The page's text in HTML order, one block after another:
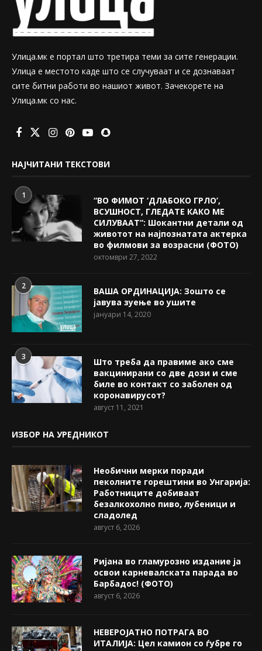
Улица.мк е портал што третира теми за сите генерации.
Улица е местото каде што се случуваат и се дознаваат
сите битни работи во нашиот живот. Зачекорете на
Улица.мк со нас.
НАЈЧИТАНИ ТЕКСТОВИ
1
“ВО ФИМОТ ‘ДЛАБОКО ГРЛО’,
ВСУШНОСТ, ГЛЕДАТЕ КАКО МЕ
СИЛУВААТ“: Шокантни детали од
животот на најпознатата актерка
во филмови за возрасни (ФОТО)
октомври 27, 2022
2
ВАША ОРДИНАЦИЈА: Зошто се
јавува зуење во ушите
јануари 14, 2020
3
Што треба да правиме ако сме
вакцинирани со две дози и сме
биле во контакт со заболен од
коронавирусот?
август 11, 2021
ИЗБОР НА УРЕДНИКОТ
Необични мерки поради
пеколните горештини во Унгарија:
Работниците добиваат
безалкохолно пиво, лубеници и
сладолед
август 6, 2026
Ријана во гламурозно издание ја
освои карневалската парада во
Барбадос! (ФОТО)
август 6, 2026
НЕВЕРОЈАТНО ПОТРАГА ВО
ИТАЛИЈА: Цел камион со ѓубре го